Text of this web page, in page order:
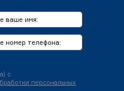
с
персональных